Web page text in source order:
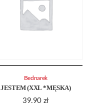
JESTEM (XXL *MĘSKA)
39.90 zł
Bednarek